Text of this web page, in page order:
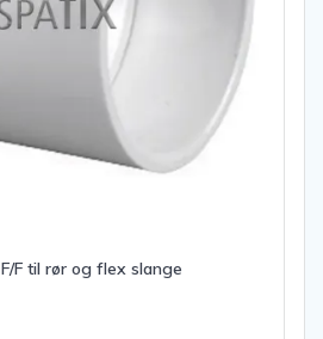
F til rør og flex slange